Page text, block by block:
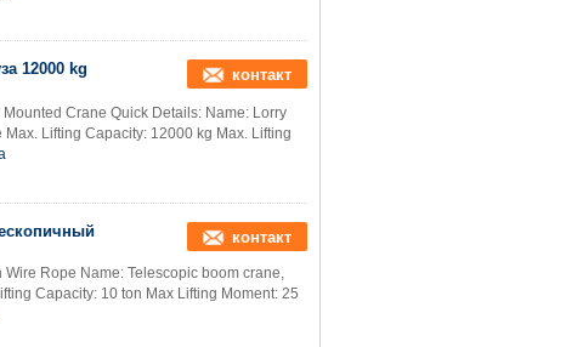
12000 kg
контакт
Crane Quick Details: Name: Lorry
Lifting Capacity: 12000 kg Max. Lifting
контакт
Rope Name: Telescopic boom crane,
Capacity: 10 ton Max Lifting Moment: 25